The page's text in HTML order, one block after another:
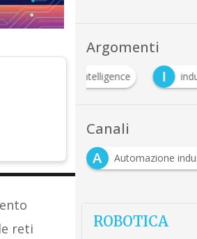
reti
Argomenti
artificial intelligence I
Canali
A
Automazione
ROBOTICA